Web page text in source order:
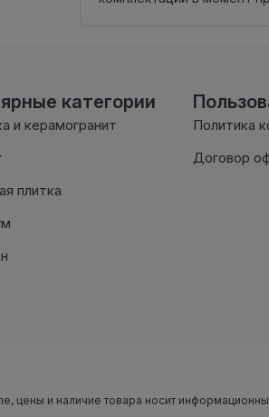
категории
и керамогранит
плитка
Политика
Договор
цены и наличие товара носит